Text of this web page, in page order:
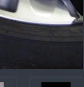
İNDIRIM'DE